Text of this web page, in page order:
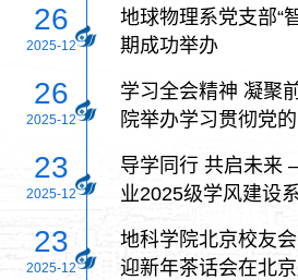
26
2025-12
地球物理系党支部“
期成功举办
26
2025-12
学习全会精神 凝
院举办学习贯彻党
23
2025-12
导学同行 共启未
业2025级学风建设
23
2025-12
地科学院北京校友
迎新年茶话会在北